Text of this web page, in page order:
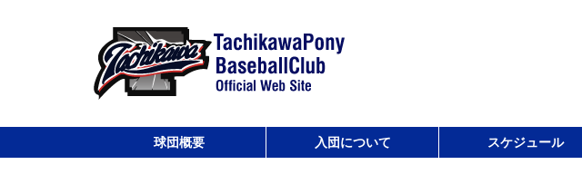
球団概要 入団について スケジュール